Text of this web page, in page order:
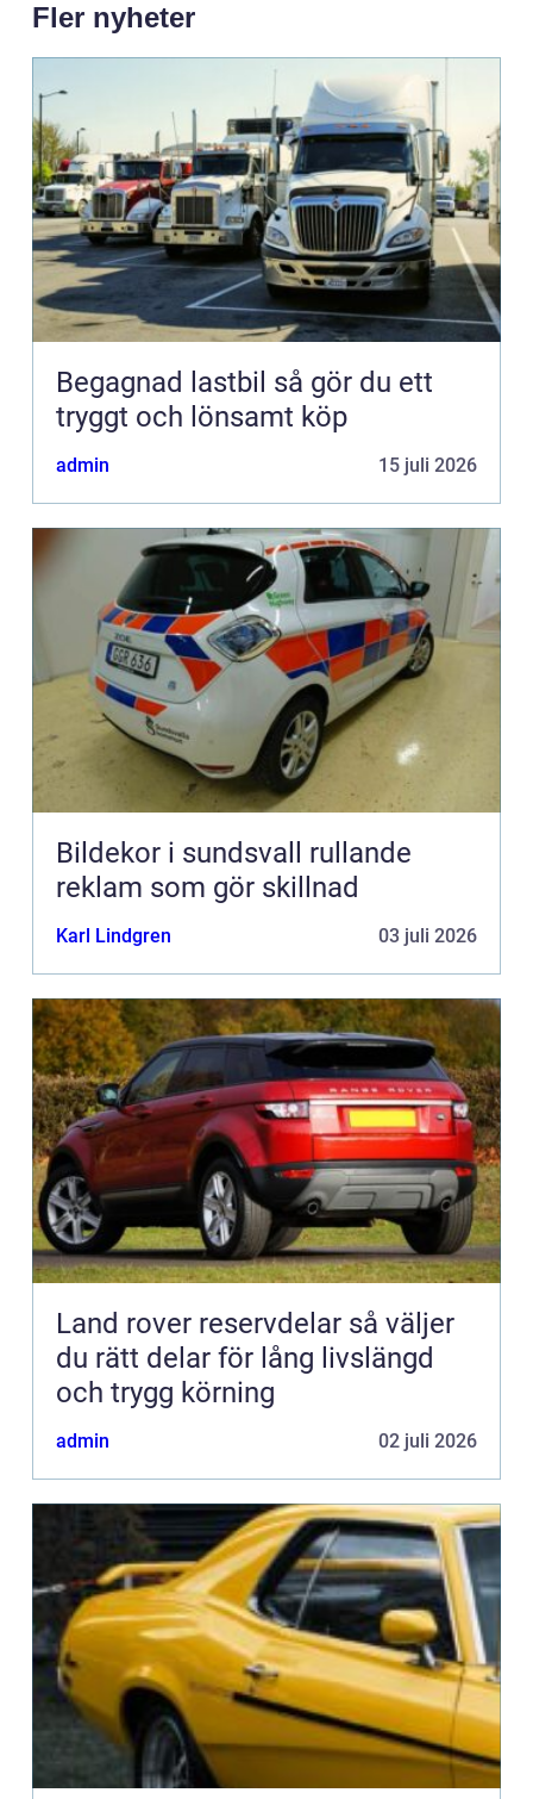
Fler nyheter
Begagnad lastbil så gör du ett
tryggt och lönsamt köp
admin 15 juli 2026
Bildekor i sundsvall rullande
reklam som gör skillnad
Karl Lindgren 03 juli 2026
Land rover reservdelar så väljer
du rätt delar för lång livslängd
och trygg körning
admin 02 juli 2026